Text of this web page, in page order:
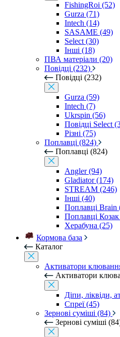
FishingRoi (52)
Gurza (71)
Intech (14)
SASAME (49)
Select (30)
Інші (18)
ПВА матеріали (20)
Повідці (232)
Повідці (232)
Gurza (59)
Intech (7)
Ukrspin (56)
Повідці Select
Різні (75)
Поплавці (824)
Поплавці (824)
Angler (94)
Gladiator (174)
STREAM (246)
Інші (40)
Поплавці Brain
Поплавці
Херабуна (25)
Кормова база
Каталог
Активатори
Активатори
Діпи, ліквіди,
Спреї (45)
Зернові суміші (84)
Зернові суміші